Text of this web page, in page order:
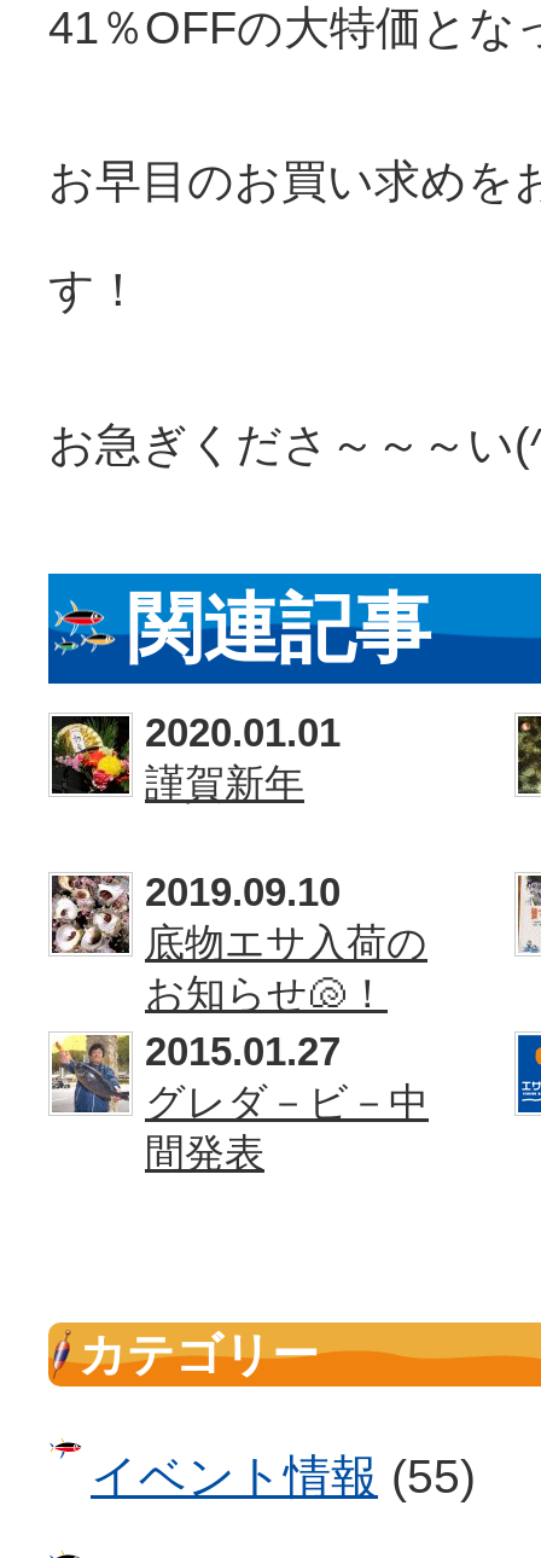
41％OFFの大特価とな
お早目のお買い求めを
す！
お急ぎくださ～～～い
関連記事
2020.01.01
謹賀新年
2019.09.10
底物エサ入荷の
お知らせ🐚！
2015.01.27
グレダ－ビ－中
間発表
カテゴリー
イベント情報 (55)